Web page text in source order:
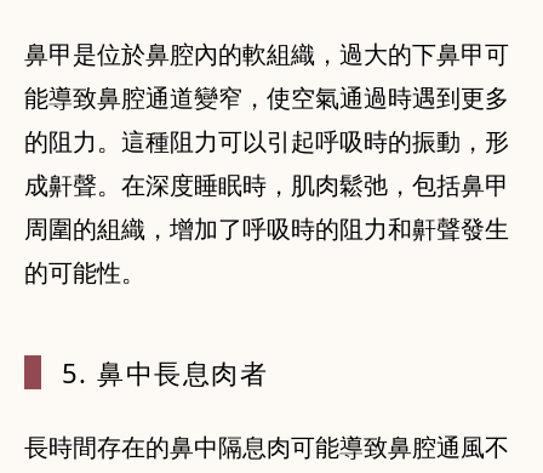
鼻甲是位於鼻腔內的軟組織，過大的下鼻甲可
能導致鼻腔通道變窄，使空氣通過時遇到更多
的阻力。這種阻力可以引起呼吸時的振動，形
成鼾聲。在深度睡眠時，肌肉鬆弛，包括鼻甲
周圍的組織，增加了呼吸時的阻力和鼾聲發生
的可能性。
5. 鼻中長息肉者
長時間存在的鼻中隔息肉可能導致鼻腔通風不